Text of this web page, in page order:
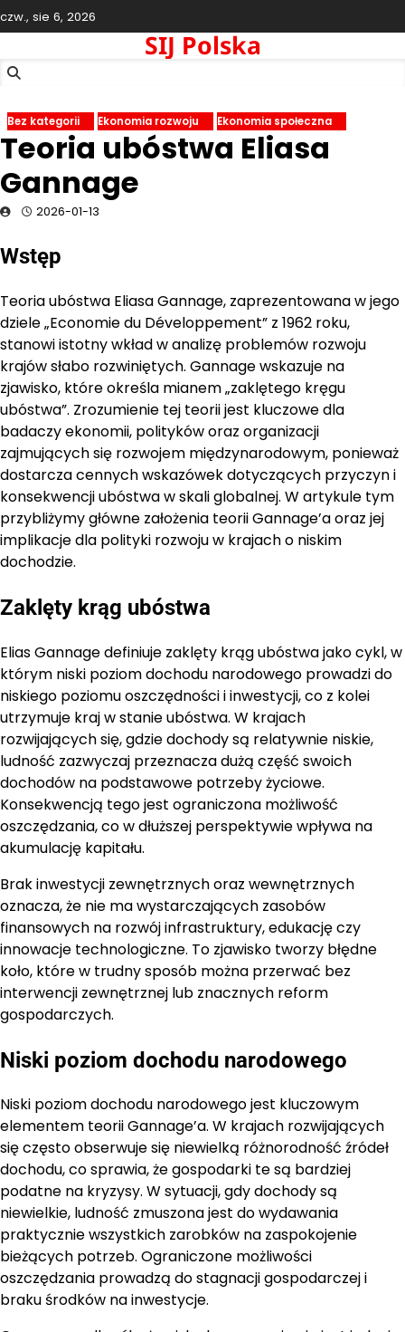
Skip
to
czw., sie 6, 2026
SIJ Polska
Bez kategorii Ekonomia rozwoju Ekonomia społeczna
Teoria ubóstwa Eliasa
Gannage
2026-01-13
Wstęp
Teoria ubóstwa Eliasa Gannage, zaprezentowana w jego
dziele „Economie du Développement” z 1962 roku,
stanowi istotny wkład w analizę problemów rozwoju
krajów słabo rozwiniętych. Gannage wskazuje na
zjawisko, które określa mianem „zaklętego kręgu
ubóstwa”. Zrozumienie tej teorii jest kluczowe dla
badaczy ekonomii, polityków oraz organizacji
zajmujących się rozwojem międzynarodowym, ponieważ
dostarcza cennych wskazówek dotyczących przyczyn i
konsekwencji ubóstwa w skali globalnej. W artykule tym
przybliżymy główne założenia teorii Gannage’a oraz jej
implikacje dla polityki rozwoju w krajach o niskim
dochodzie.
Zaklęty krąg ubóstwa
Elias Gannage definiuje zaklęty krąg ubóstwa jako cykl, w
którym niski poziom dochodu narodowego prowadzi do
niskiego poziomu oszczędności i inwestycji, co z kolei
utrzymuje kraj w stanie ubóstwa. W krajach
rozwijających się, gdzie dochody są relatywnie niskie,
ludność zazwyczaj przeznacza dużą część swoich
dochodów na podstawowe potrzeby życiowe.
Konsekwencją tego jest ograniczona możliwość
oszczędzania, co w dłuższej perspektywie wpływa na
akumulację kapitału.
Brak inwestycji zewnętrznych oraz wewnętrznych
oznacza, że nie ma wystarczających zasobów
finansowych na rozwój infrastruktury, edukację czy
innowacje technologiczne. To zjawisko tworzy błędne
koło, które w trudny sposób można przerwać bez
interwencji zewnętrznej lub znacznych reform
gospodarczych.
Niski poziom dochodu narodowego
Niski poziom dochodu narodowego jest kluczowym
elementem teorii Gannage’a. W krajach rozwijających
się często obserwuje się niewielką różnorodność źródeł
dochodu, co sprawia, że gospodarki te są bardziej
podatne na kryzysy. W sytuacji, gdy dochody są
niewielkie, ludność zmuszona jest do wydawania
praktycznie wszystkich zarobków na zaspokojenie
bieżących potrzeb. Ograniczone możliwości
oszczędzania prowadzą do stagnacji gospodarczej i
braku środków na inwestycje.